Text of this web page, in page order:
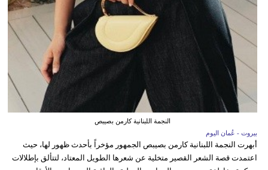
النجمة اللبنانية كارمن بصيبص
بيروت - عُمان اليوم
أبهرت النجمة اللبنانية كارمن بصيبص الجمهور مؤخراً بأحدث ظهور لها، حيث
اعتمدت قصة الشعر القصير متخلية عن شعرها الطويل المعتاد، لتتألق بإطلالات